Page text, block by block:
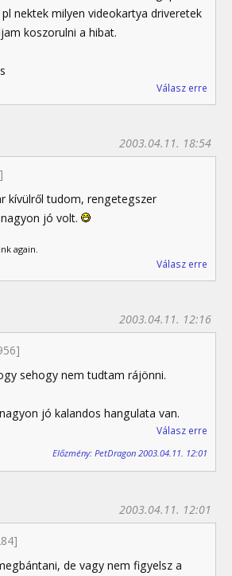
nektek milyen videokartya driveretek
koszorulni a hibat.
Válasz erre
2003.04.11. 18:54
kívülről tudom, rengetegszer
jó volt.
again.
Válasz erre
2003.04.11. 12:16
sehogy nem tudtam rájönni.
jó kalandos hangulata van.
Válasz erre
Előzmény: PetDragon 2003.04.11. 12:01
2003.04.11. 12:01
de vagy nem figyelsz a